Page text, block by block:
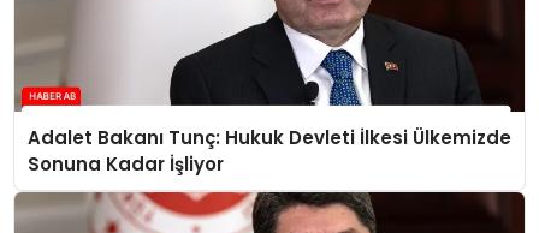
Adalet Bakanı Tunç: Hukuk Devleti İlkesi Ülkemizde
Sonuna Kadar İşliyor